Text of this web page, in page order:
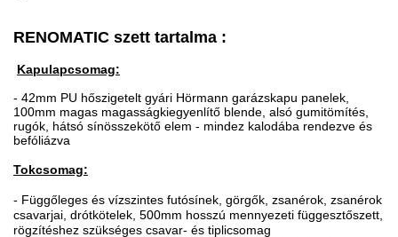
RENOMATIC szett tartalma :
Kapulapcsomag:
- 42mm PU hőszigetelt gyári Hörmann garázskapu panelek,
100mm magas magasságkiegyenlítő blende, alsó gumitömítés,
rugók, hátsó sínösszekötő elem - mindez kalodába rendezve és
befóliázva
Tokcsomag:
- Függőleges és vízszintes futósínek, görgők, zsanérok, zsanérok
csavarjai, drótkötelek, 500mm hosszú mennyezeti függesztőszett,
rögzítéshez szükséges csavar- és tiplicsomag